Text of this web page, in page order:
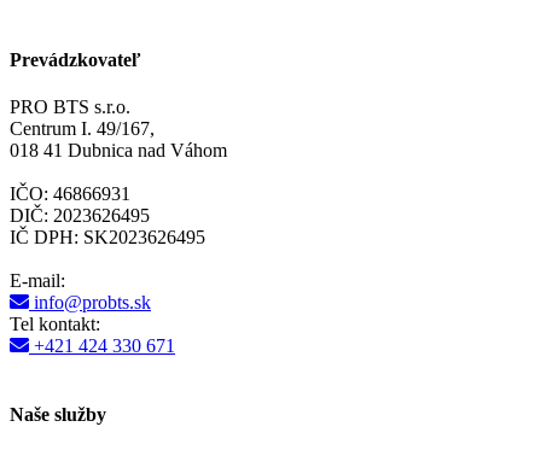
Prevádzkovateľ
PRO BTS s.r.o.
Centrum I. 49/167,
018 41 Dubnica nad Váhom
IČO: 46866931
DIČ: 2023626495
IČ DPH: SK2023626495
E-mail:
info@probts.sk
Tel kontakt:
+421 424 330 671
Naše služby